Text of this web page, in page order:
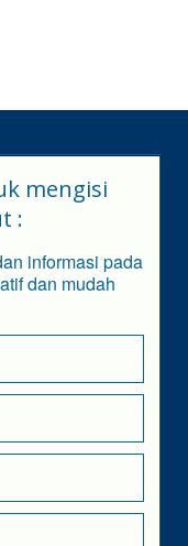
mengisi
:
informasi pada
dan mudah